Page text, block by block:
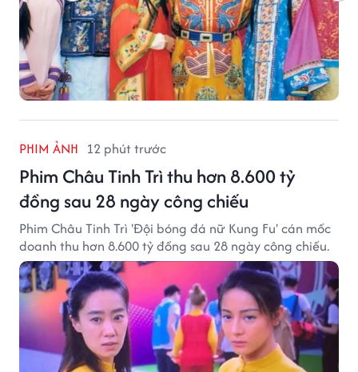
PHIM ẢNH 12 phút trước
Phim Châu Tinh Trì thu hơn 8.600 tỷ
đồng sau 28 ngày công chiếu
Phim Châu Tinh Trì 'Đội bóng đá nữ Kung Fu' cán mốc
doanh thu hơn 8.600 tỷ đồng sau 28 ngày công chiếu.